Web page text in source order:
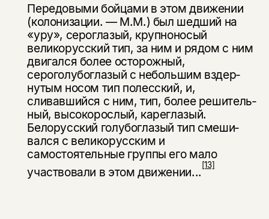
Передовыми бойцами в этом движении
(колонизации. — М.М.) был шед­ший на
«уру», сероглазый, крупноносый
великорусский тип, за ним и рядом с ним
двигался более осторожный,
сероголубоглазый с небольшим вздер­
нутым носом тип полесский, и,
сливавшийся с ним, тип, более решитель­
ный, высокорослый, кареглазый.
Белорусский голубоглазый тип смеши­
вался с великорусским и
самостоятельные группы его мало
участвовали в этом движении...[13]